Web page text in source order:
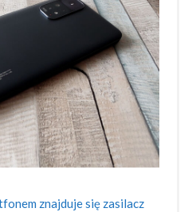
znajduje się zasilacz